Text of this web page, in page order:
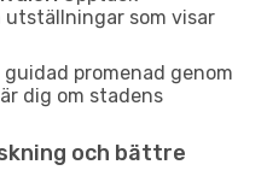
som visar
guidad promenad genom
dig om stadens
och bättre